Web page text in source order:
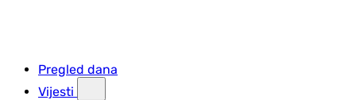
Pregled dana
Vijesti